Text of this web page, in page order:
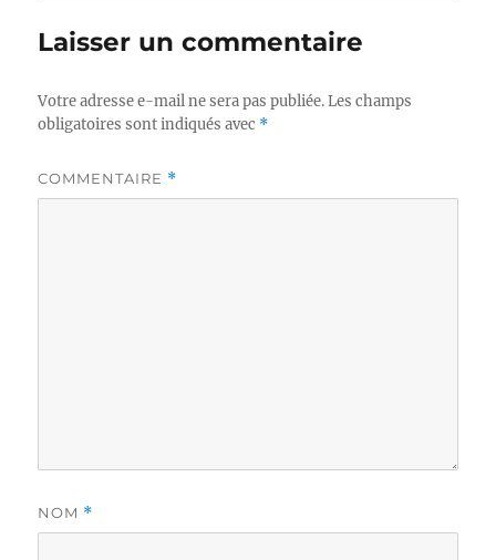
Laisser un commentaire
Votre adresse e-mail ne sera pas publiée. Les champs
obligatoires sont indiqués avec *
COMMENTAIRE *
NOM *